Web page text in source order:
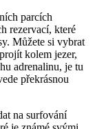
parcích
rezervací, které
Můžete si vybrat
kolem jezer,
adrenalinu, je tu
překrásnou
na surfování